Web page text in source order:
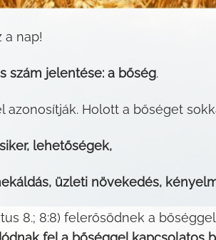
nap!
szám jelentése: a bőség.
azonosítják. Holott a bőséget
lehetőségek,
üzleti növekedés,
8.; 8:8) felerősödnek a